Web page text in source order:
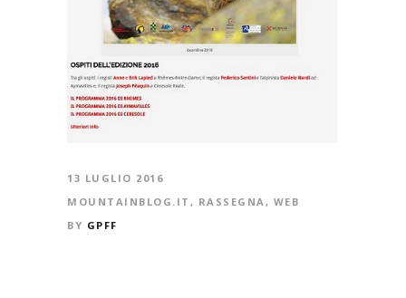
13 LUGLIO 2016
MOUNTAINBLOG.IT , RASSEGNA, WEB
BY GPFF